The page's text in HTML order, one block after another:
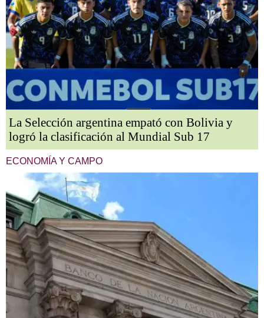
La Selección argentina empató con Bolivia y
logró la clasificación al Mundial Sub 17
ECONOMÍA Y CAMPO